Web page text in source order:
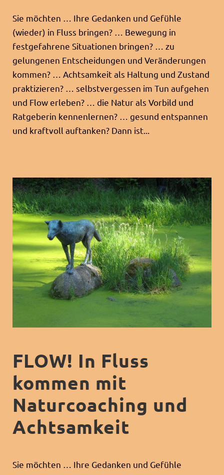
Sie möchten … Ihre Gedanken und Gefühle
(wieder) in Fluss bringen? … Bewegung in
festgefahrene Situationen bringen? … zu
gelungenen Entscheidungen und Veränderungen
kommen? … Achtsamkeit als Haltung und Zustand
praktizieren? … selbstvergessen im Tun aufgehen
und Flow erleben? … die Natur als Vorbild und
Ratgeberin kennenlernen? … gesund entspannen
und kraftvoll auftanken? Dann ist...
FLOW! In Fluss
kommen mit
Naturcoaching und
Achtsamkeit
Sie möchten … Ihre Gedanken und Gefühle